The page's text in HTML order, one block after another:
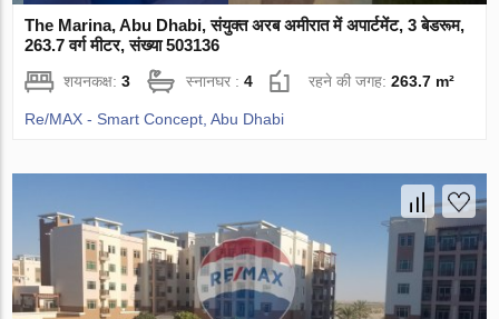
The Marina, Abu Dhabi, संयुक्त अरब अमीरात में अपार्टमेंट, 3 बेडरूम,
263.7 वर्ग मीटर, संख्या 503136
शयनकक्ष:3 स्नानघर :4 रहने की जगह:263.7 m²
Re/MAX - Smart Concept, Abu Dhabi